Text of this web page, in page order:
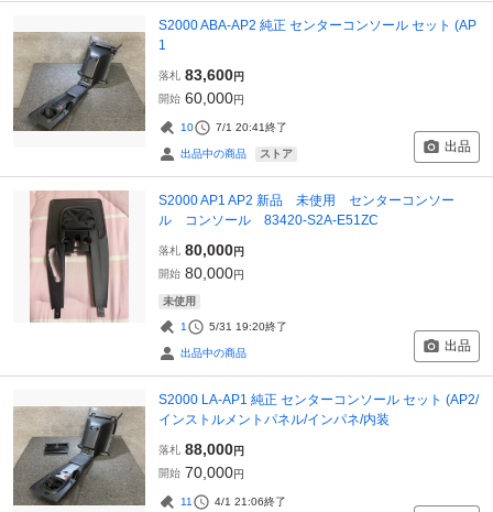
S2000 ABA-AP2 純正 センターコンソール セット (AP
1
落札 83,600円
開始 60,000円
10 7/1 20:41終了
出品中の商品 ストア 出品
S2000 AP1 AP2 新品 未使用 センターコンソー
ル コンソール 83420-S2A-E51ZC
落札 80,000円
開始 80,000円
未使用
1 5/31 19:20終了
出品中の商品 出品
S2000 LA-AP1 純正 センターコンソール セット (AP2/
インストルメントパネル/インパネ/内装
落札 88,000円
開始 70,000円
11 4/1 21:06終了